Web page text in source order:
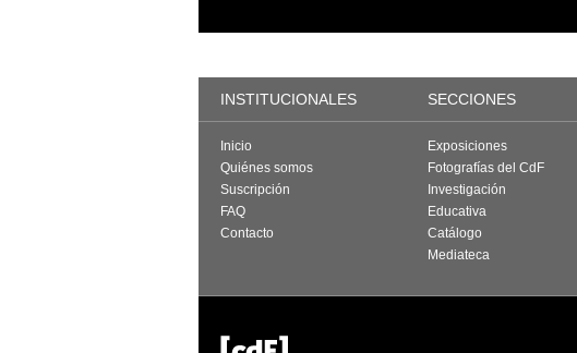
INSTITUCIONALES SECCIONES
Inicio
Quiénes somos
Suscripción
FAQ
Contacto
Exposiciones
Fotografías del CdF
Investigación
Educativa
Catálogo
Mediateca